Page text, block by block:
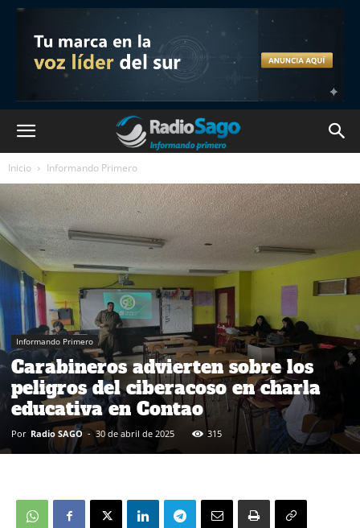
Inicio Informando Primero
Informando Primero
Carabineros advierten sobre los
peligros del ciberacoso en charla
educativa en Contao
Por Radio SAGO - 30 de abril de 2025 315